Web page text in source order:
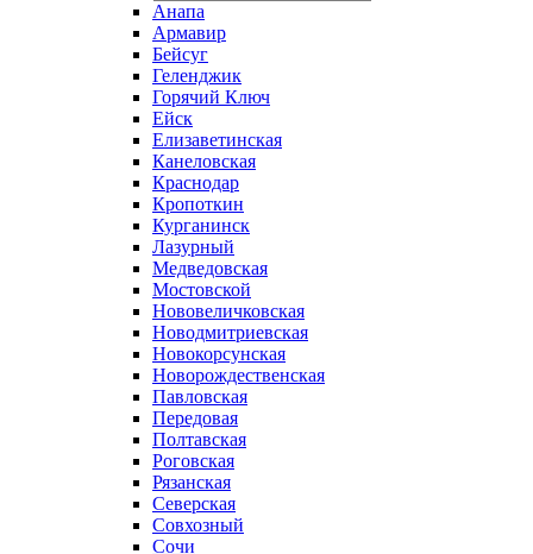
Анапа
Армавир
Бейсуг
Геленджик
Горячий Ключ
Ейск
Елизаветинская
Канеловская
Краснодар
Кропоткин
Курганинск
Лазурный
Медведовская
Мостовской
Нововеличковская
Новодмитриевская
Новокорсунская
Новорождественская
Павловская
Передовая
Полтавская
Роговская
Рязанская
Северская
Совхозный
Сочи